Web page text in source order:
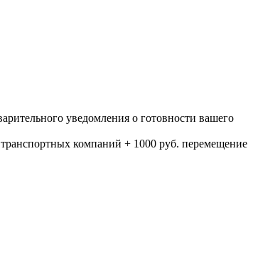
уведомления о готовности вашего
компаний + 1000 руб. перемещение